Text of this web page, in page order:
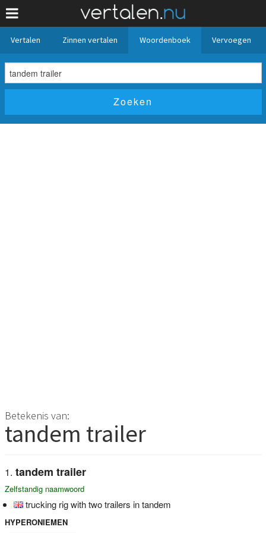
Vertalen Zinnen vertalen Woordenboek Vervoegen
Betekenis van:
tandem trailer
tandem trailer
Zelfstandig naamwoord
trucking rig with two trailers in tandem
HYPERONIEMEN